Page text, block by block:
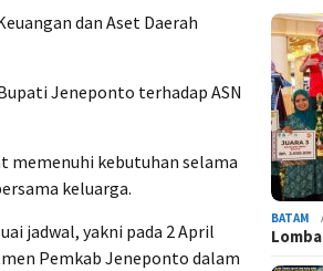
dan Aset Daerah
Jeneponto terhadap ASN
memenuhi kebutuhan selama
keluarga.
jadwal, yakni pada 2 April
Pemkab Jeneponto dalam
BATAM